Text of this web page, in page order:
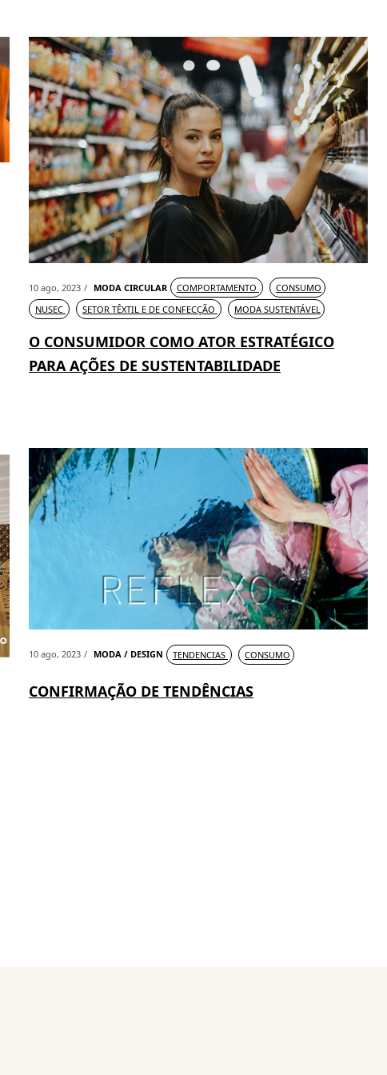
10 ago, 2023 MODA CIRCULAR COMPORTAMENTO
CONSUMO
NUSEC
SETOR TÊXTIL E DE CONFECÇÃO MODA SUSTENTÁVEL
O CONSUMIDOR COMO ATOR ESTRATÉGICO
PARA AÇÕES DE SUSTENTABILIDADE
10 ago, 2023 MODA / DESIGN TENDENCIAS CONSUMO
CONFIRMAÇÃO DE TENDÊNCIAS